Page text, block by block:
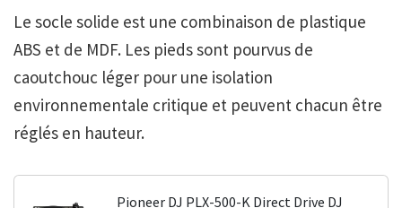
Le socle solide est une combinaison de plastique
ABS et de MDF. Les pieds sont pourvus de
caoutchouc léger pour une isolation
environnementale critique et peuvent chacun être
réglés en hauteur.
Pioneer DJ PLX-500-K Direct Drive DJ